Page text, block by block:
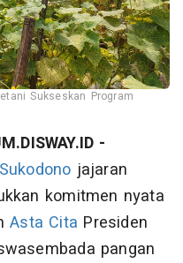
Sukseskan Program
-
Sukodono jajaran
komitmen nyata
Asta Cita Presiden
pangan